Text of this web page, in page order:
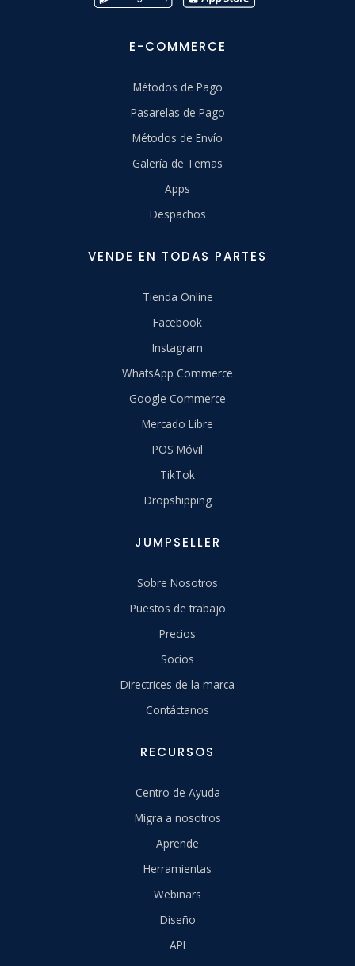
E-COMMERCE
Métodos de Pago
Pasarelas de Pago
Métodos de Envío
Galería de Temas
Apps
Despachos
VENDE EN TODAS PARTES
Tienda Online
Facebook
Instagram
WhatsApp Commerce
Google Commerce
Mercado Libre
POS Móvil
TikTok
Dropshipping
JUMPSELLER
Sobre Nosotros
Puestos de trabajo
Precios
Socios
Directrices de la marca
Contáctanos
RECURSOS
Centro de Ayuda
Migra a nosotros
Aprende
Herramientas
Webinars
Diseño
API